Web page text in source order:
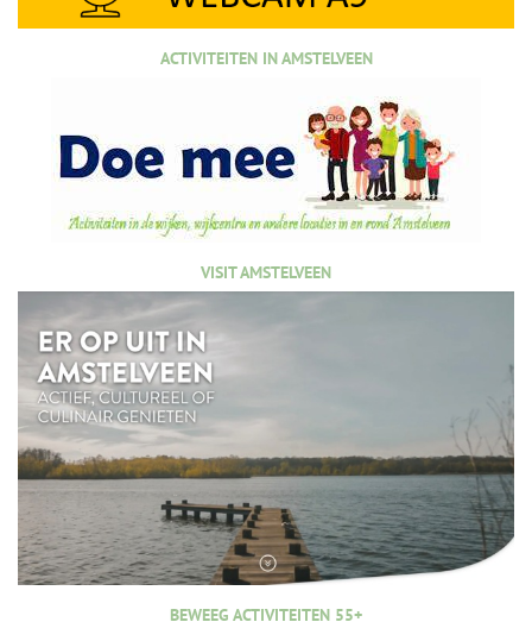
ACTIVITEITEN IN AMSTELVEEN
VISIT AMSTELVEEN
BEWEEG ACTIVITEITEN 55+